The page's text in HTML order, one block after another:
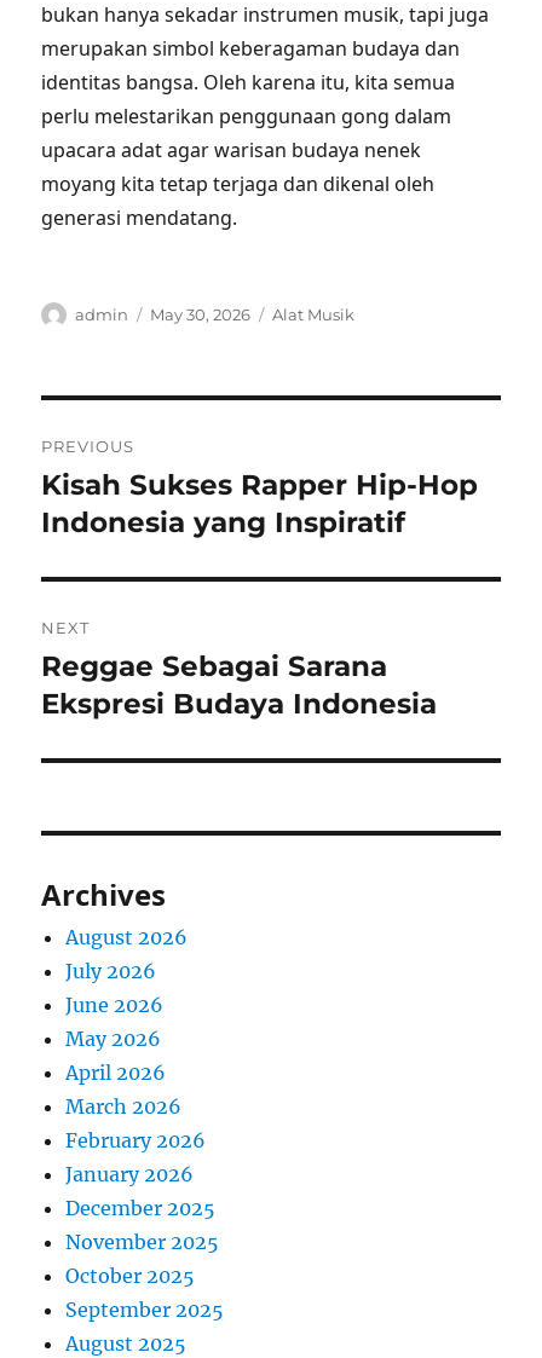
bukan hanya sekadar instrumen musik, tapi juga
merupakan simbol keberagaman budaya dan
identitas bangsa. Oleh karena itu, kita semua
perlu melestarikan penggunaan gong dalam
upacara adat agar warisan budaya nenek
moyang kita tetap terjaga dan dikenal oleh
generasi mendatang.
Author
admin
Posted
May 30, 2026 Categories
Alat Musik
navigation
PREVIOUS
Previous
post:
Kisah Sukses Rapper Hip-Hop
Indonesia yang Inspiratif
NEXT
Next
post:
Reggae Sebagai Sarana
Ekspresi Budaya Indonesia
Archives
August 2026
July 2026
June 2026
May 2026
April 2026
March 2026
February 2026
January 2026
December 2025
November 2025
October 2025
September 2025
August 2025